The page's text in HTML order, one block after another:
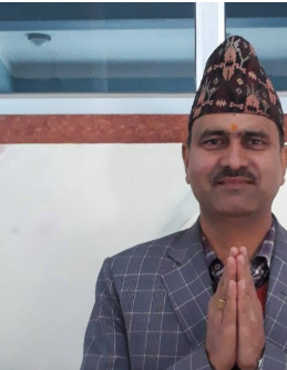
विराटनगर फर्केर सोमबार मोरङको
र त्यसपछि काठमाडौं फर्किने तयारी रहेको
थापाले जानकारी दिए ।
ओलीनिकट एमालेका एक नेताले भने,
बनाउन अध्यक्ष ओली व्यापक दौडाहाको
राष्ट्रपतिज्यूको सक्रियतालाई पनि हामीले
एमालेभित्र केही नेताहरू भण्डारीलाई
हेरिरहेका छन् । उनको दौडाहाले
मनसाय सतहमै देखिन थालेको छ ।
प्रकाशित : जेष्ठ २५, २०८२ १०:२१